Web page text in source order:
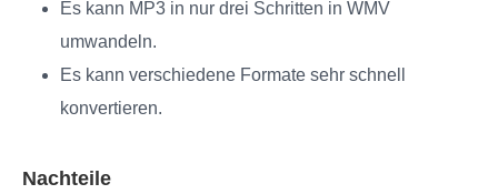
Es kann MP3 in nur drei Schritten in WMV
umwandeln.
Es kann verschiedene Formate sehr schnell
konvertieren.
Nachteile